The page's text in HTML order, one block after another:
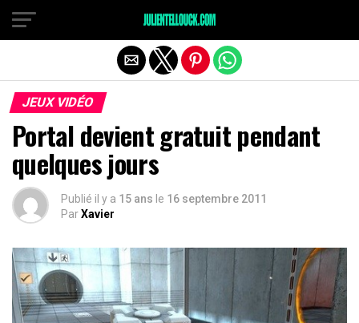
JEUX VIDÉO
Portal devient gratuit pendant
quelques jours
Publié il y a 15 ans le 16 septembre 2011
ParXavier